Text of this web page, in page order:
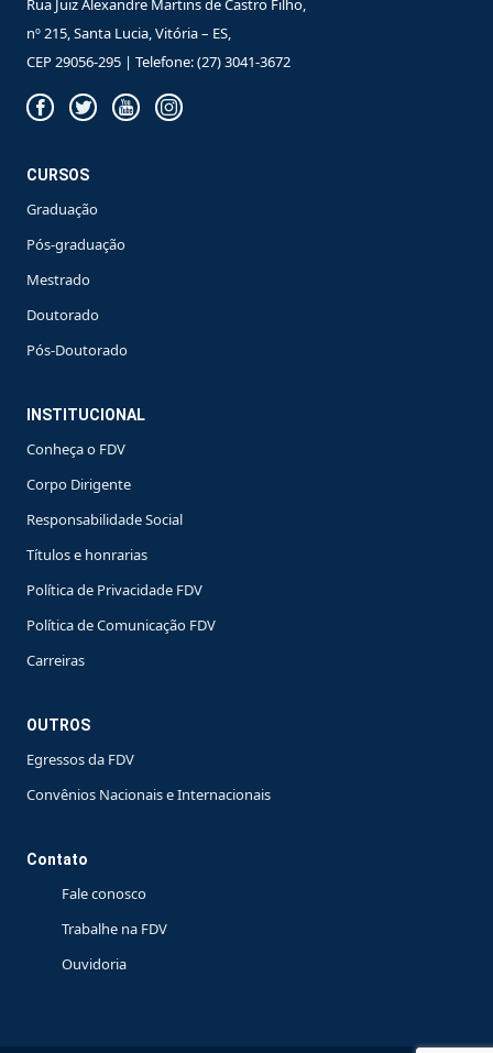
Rua Juiz Alexandre Martins de Castro Filho,
nº 215, Santa Lucia, Vitória – ES,
CEP 29056-295 | Telefone: (27) 3041-3672
CURSOS
Graduação
Pós-graduação
Mestrado
Doutorado
Pós-Doutorado
INSTITUCIONAL
Conheça o FDV
Corpo Dirigente
Responsabilidade Social
Títulos e honrarias
Política de Privacidade FDV
Política de Comunicação FDV
Carreiras
OUTROS
Egressos da FDV
Convênios Nacionais e Internacionais
Contato
Fale conosco
Trabalhe na FDV
Ouvidoria